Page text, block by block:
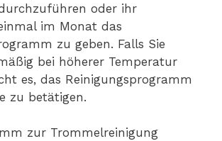
oder ihr
im Monat das
zu geben. Falls Sie
bei höherer Temperatur
es, das Reinigungsprogramm
zu betätigen.
zur Trommelreinigung